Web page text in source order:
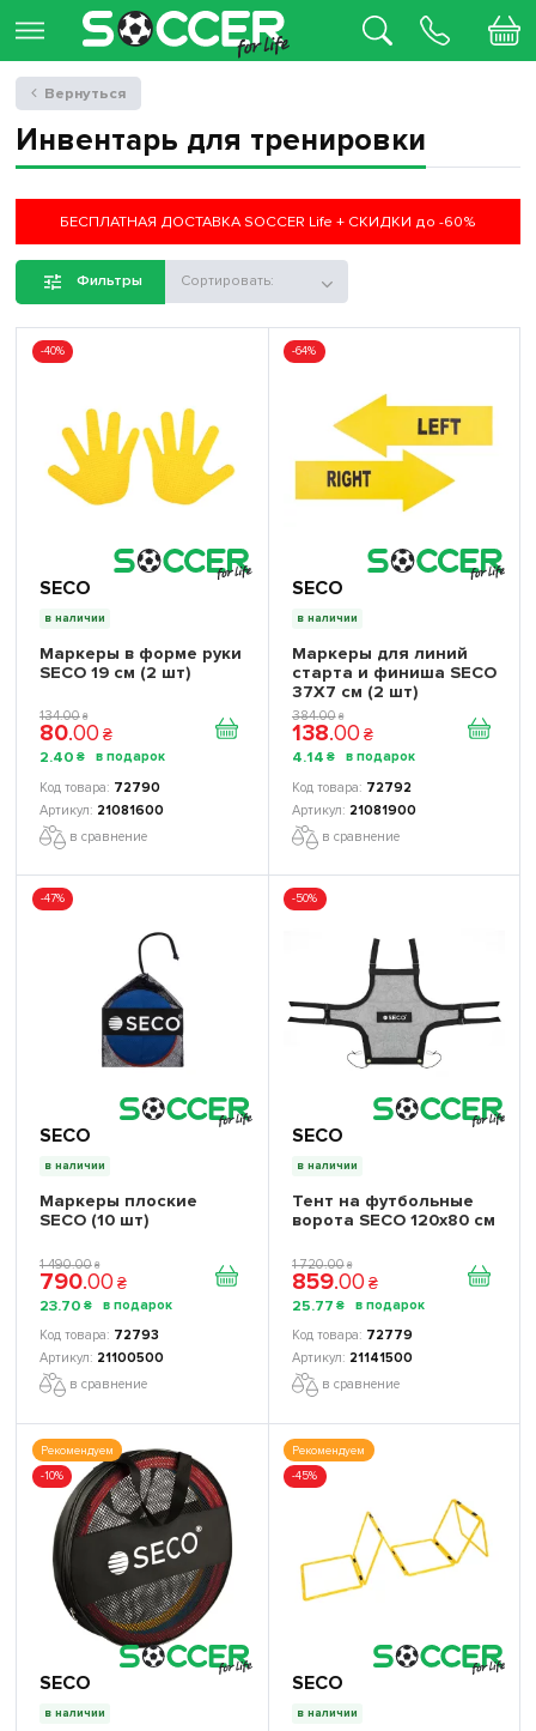
Инвентарь для тренировки
БЕСПЛАТНАЯ ДОСТАВКА SOCCER Life + СКИДКИ до -60%
Фильтры Сортировать:
-40%
SECO
в наличии
Маркеры в форме руки
SECO 19 см (2 шт)
134.00 ₴
80.00 ₴
2.40 ₴
72790
21081600
в сравнение
-64%
SECO
в наличии
Маркеры для линий
старта и финиша SECO
37Х7 см (2 шт)
384.00 ₴
138.00 ₴
4.14 ₴
72792
21081900
в сравнение
-47%
SECO
в наличии
Маркеры плоские
SECO (10 шт)
1 490.00 ₴
790.00 ₴
23.70 ₴
72793
21100500
в сравнение
-50%
SECO
в наличии
Тент на футбольные
ворота SECO 120х80 см
1 720.00 ₴
859.00 ₴
25.77 ₴
72779
21141500
в сравнение
Рекомендуем
-10%
SECO
в наличии
Рекомендуем
-45%
SECO
в наличии
Вернуться